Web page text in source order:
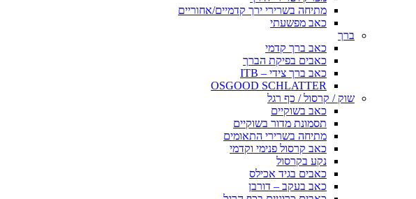
מתיחה בשרירי ירך קדמיים/אחוריים
כאב מפשעתי
ברך
כאב ברך קדמי
כאבים בפיקת הברך
כאב ברך צידי – ITB
OSGOOD SCHLATTER
שוק / קרסול / כף רגל
כאב בשוקיים
תסמונת מדור בשוקיים
מתיחה בשרירי התאומים
כאב קרסול פנימי וקדמי
נקע בקרסול
כאבים בגיד אכילס
כאב בעקב – דורבן